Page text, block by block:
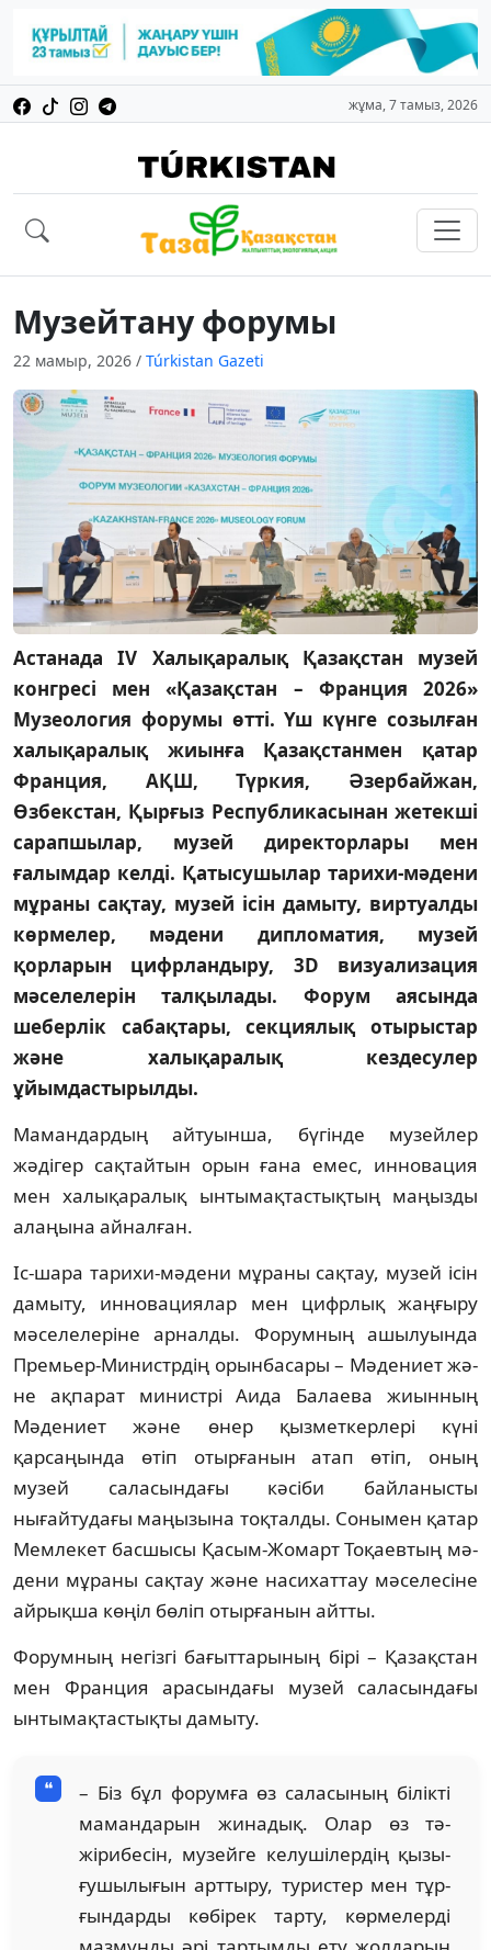
жұма, 7 тамыз, 2026
Музейтану форумы
22 мамыр, 2026 / Túrkistan Gazeti
Астанада IV Халықаралық Қазақстан музей
конгресі мен «Қазақстан – Франция 2026»
Музеология форумы өтті. Үш күнге созылған
халықаралық жиынға Қазақстанмен қатар
Франция, АҚШ, Түркия, Әзербайжан,
Өзбекстан, Қырғыз Республикасынан жетекші
сарапшылар, музей директорлары мен
ғалымдар келді. Қатысушылар тарихи-мәдени
мұраны сақтау, музей ісін дамыту, виртуалды
көрмелер, мәдени дипломатия, музей
қорларын цифрландыру, 3D визуализация
мәселелерін талқылады. Форум аясында
шеберлік сабақтары, секциялық отырыстар
және халықаралық кездесулер
ұйымдастырылды.
Мамандардың айтуынша, бүгінде му­зейлер
жәдігер сақтайтын орын ғана емес, инновация
мен халықаралық ын­ты­мақтастықтың маңызды
алаңына ай­­налған.
Іс-шара тарихи-мәдени мұраны сақ­тау, музей ісін
дамыту, инновациялар мен цифрлық жаңғыру
мәселелеріне арнал­ды. Форумның ашылуында
Премьер-Министрдің орынбасары – Мәдениет жә­
не ақпарат министрі Аида Балаева жиын­ның
Мәдениет және өнер қызмет­кер­лері күні
қарсаңында өтіп отырғанын атап өтіп, оның
музей саласындағы кә­сі­би байла­нысты
нығайтудағы маңызына тоқталды. Сонымен қатар
Мемлекет бас­­­шысы Қасым-Жомарт Тоқаевтың мә­
дени мұраны сақтау және насихаттау мә­селесіне
айрықша көңіл бөліп отыр­ға­нын айтты.
Форумның негізгі бағыттарының бірі – Қазақстан
мен Франция арасын­да­ғы музей саласындағы
ынтымақтастықты дамыту.
– Біз бұл форумға өз саласының бі­лік­­ті
мамандарын жинадық. Олар өз тә­­
жірибесін, музейге келушілердің қы­зы­
ғу­­­шылығын арттыру, туристер мен тұр­
ғын­дарды көбірек тарту, көрмелерді